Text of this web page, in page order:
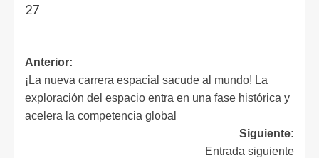
27
Anterior:
¡La nueva carrera espacial sacude al mundo! La
exploración del espacio entra en una fase histórica y
acelera la competencia global
Siguiente:
Entrada siguiente